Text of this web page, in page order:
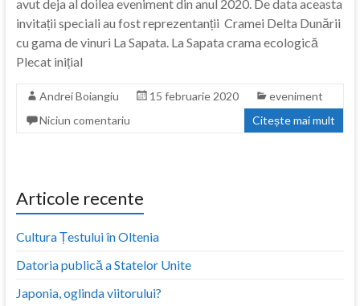
avut deja al doilea eveniment din anul 2020. De data aceasta
invitații speciali au fost reprezentanții Cramei Delta Dunării
cu gama de vinuri La Sapata. La Sapata crama ecologică
Plecat inițial
Andrei Boiangiu 15 februarie 2020
eveniment
Niciun comentariu
Citește mai mult
Articole recente
Cultura Țestului în Oltenia
Datoria publică a Statelor Unite
Japonia, oglinda viitorului?